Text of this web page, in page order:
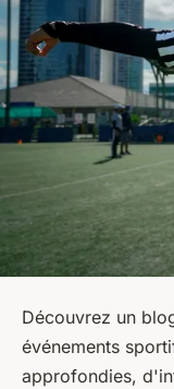
Découvrez un
événements
approfondies,